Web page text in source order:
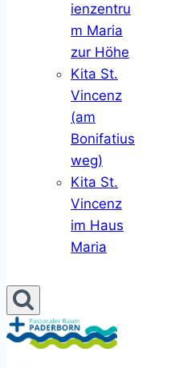
ienzentru
m Maria
zur Höhe
Kita St.
Vincenz
(am
Bonifatius
weg)
Kita St.
Vincenz
im Haus
Maria